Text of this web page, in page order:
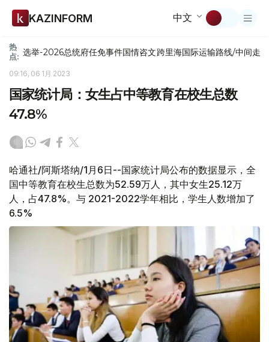
KAZINFORM 中文
热
点: 选举-2026总统府任免事件国情咨文跨里海国际运输路线/中间走廊
09:16, 06 1月 2023
国家统计局：女生占中等教育在校生总数
47.8%
哈通社/阿斯塔纳/1月6日--国家统计局公布的数据显示，全
国中等教育在校生总数为52.59万人，其中女生25.12万
人，占47.8%。与 2021-2022学年相比，学生人数增加了
6.5%